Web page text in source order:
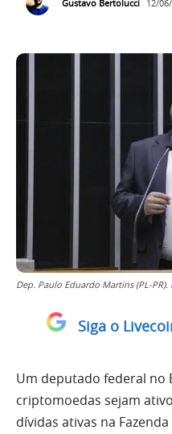
Gustavo Bertolucci 12/
Dep. Paulo Eduardo Martins (PL-
Siga o
Um deputado federal no
criptomoedas sejam
dívidas ativas na